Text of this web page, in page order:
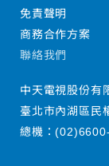
免責聲明
商務合作方案
聯絡我們
中天電視股份有
臺北市內湖區民
總機：